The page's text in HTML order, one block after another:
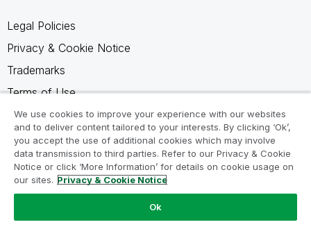
Legal Policies
Privacy & Cookie Notice
Trademarks
Terms of Use
Legal Agreements
Product Terms
Do not share my info
We use cookies to improve your experience with our websites
and to deliver content tailored to your interests. By clicking ‘Ok’,
you accept the use of additional cookies which may involve
data transmission to third parties. Refer to our Privacy & Cookie
Notice or click ‘More Information’ for details on cookie usage on
our sites. Privacy & Cookie Notice
Ok